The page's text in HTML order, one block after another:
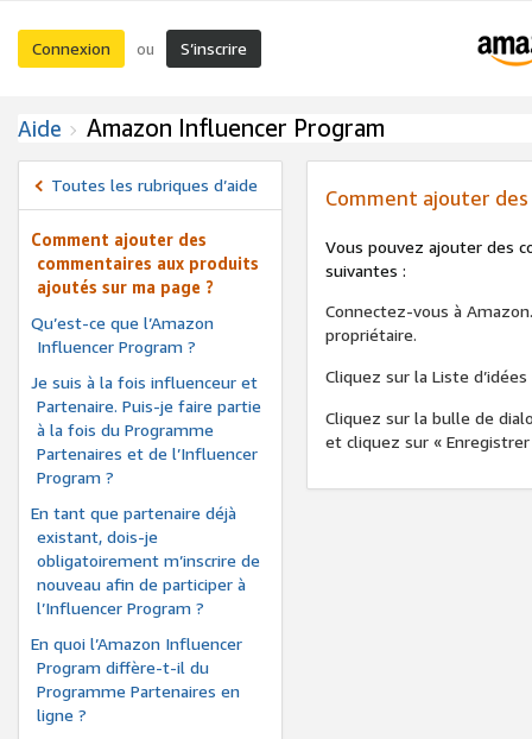
Connexion ou S’inscrire
Aide Amazon Influencer Program
Toutes les rubriques d’aide
Comment ajouter des
commentaires aux produits
ajoutés sur ma page ?
Qu’est-ce que l’Amazon
Influencer Program ?
Je suis à la fois influenceur et
Partenaire. Puis-je faire partie
à la fois du Programme
Partenaires et de l’Influencer
Program ?
En tant que partenaire déjà
existant, dois-je
obligatoirement m’inscrire de
nouveau afin de participer à
l’Influencer Program ?
En quoi l’Amazon Influencer
Program diffère-t-il du
Programme Partenaires en
ligne ?
Comment ajouter
Vous pouvez ajouter des
suivantes :
Connectez-vous à
propriétaire.
Cliquez sur la Liste
Cliquez sur la bulle de
et cliquez sur «